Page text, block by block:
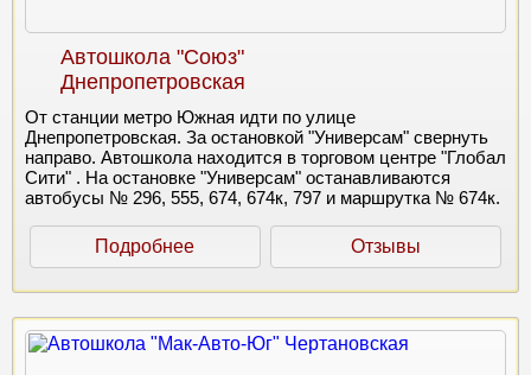
Автошкола "Союз"
Днепропетровская
От станции метро Южная идти по улице
Днепропетровская. За остановкой "Универсам" свернуть
направо. Автошкола находится в торговом центре "Глобал
Сити" . На остановке "Универсам" останавливаются
автобусы № 296, 555, 674, 674к, 797 и маршрутка № 674к.
Подробнее Отзывы